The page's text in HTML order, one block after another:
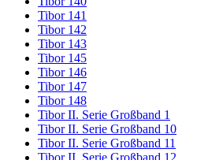
Tibor 141
Tibor 142
Tibor 143
Tibor 145
Tibor 146
Tibor 147
Tibor 148
Tibor II. Serie Großband 1
Tibor II. Serie Großband 10
Tibor II. Serie Großband 11
Tibor II. Serie Großband 12